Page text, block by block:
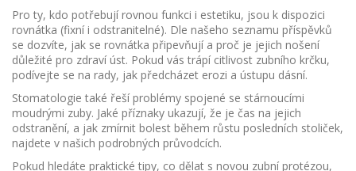
Pro ty, kdo potřebují rovnou funkci i estetiku, jsou k dispozici
rovnátka (fixní i odstranitelné). Dle našeho seznamu příspěvků
se dozvíte, jak se rovnátka připevňují a proč je jejich nošení
důležité pro zdraví úst. Pokud vás trápí citlivost zubního krčku,
podívejte se na rady, jak předcházet erozi a ústupu dásní.
Stomatologie také řeší problémy spojené se stárnoucími
moudrými zuby. Jaké příznaky ukazují, že je čas na jejich
odstranění, a jak zmírnit bolest během růstu posledních stoliček,
najdete v našich podrobných průvodcích.
Pokud hledáte praktické tipy, co dělat s novou zubní protézou,